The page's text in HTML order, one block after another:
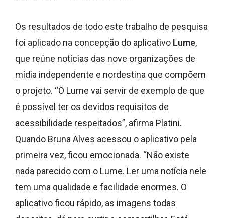
Os resultados de todo este trabalho de pesquisa
foi aplicado na concepção do aplicativo Lume,
que reúne notícias das nove organizações de
mídia independente e nordestina que compõem
o projeto. “O Lume vai servir de exemplo de que
é possível ter os devidos requisitos de
acessibilidade respeitados”, afirma Platini.
Quando Bruna Alves acessou o aplicativo pela
primeira vez, ficou emocionada. “Não existe
nada parecido com o Lume. Ler uma notícia nele
tem uma qualidade e facilidade enormes. O
aplicativo ficou rápido, as imagens todas